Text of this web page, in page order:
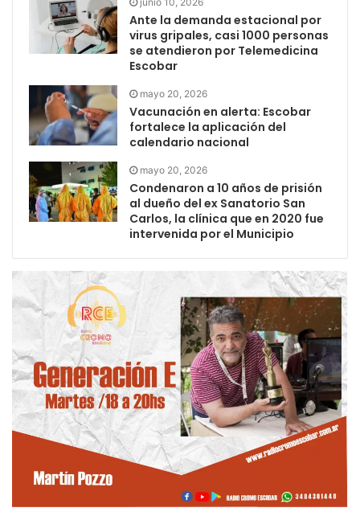
Ante la demanda estacional por
virus gripales, casi 1000 personas
se atendieron por Telemedicina
Escobar
mayo 20, 2026
Vacunación en alerta: Escobar
fortalece la aplicación del
calendario nacional
mayo 20, 2026
Condenaron a 10 años de prisión
al dueño del ex Sanatorio San
Carlos, la clínica que en 2020 fue
intervenida por el Municipio